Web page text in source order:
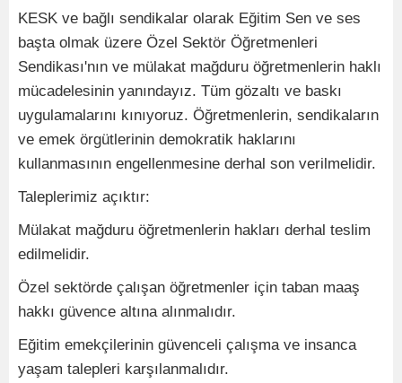
KESK ve bağlı sendikalar olarak Eğitim Sen ve ses
başta olmak üzere Özel Sektör Öğretmenleri
Sendikası'nın ve mülakat mağduru öğretmenlerin haklı
mücadelesinin yanındayız. Tüm gözaltı ve baskı
uygulamalarını kınıyoruz. Öğretmenlerin, sendikaların
ve emek örgütlerinin demokratik haklarını
kullanmasının engellenmesine derhal son verilmelidir.
Taleplerimiz açıktır:
Mülakat mağduru öğretmenlerin hakları derhal teslim
edilmelidir.
Özel sektörde çalışan öğretmenler için taban maaş
hakkı güvence altına alınmalıdır.
Eğitim emekçilerinin güvenceli çalışma ve insanca
yaşam talepleri karşılanmalıdır.